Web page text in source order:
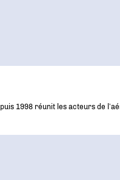
1998 réunit les acteurs de